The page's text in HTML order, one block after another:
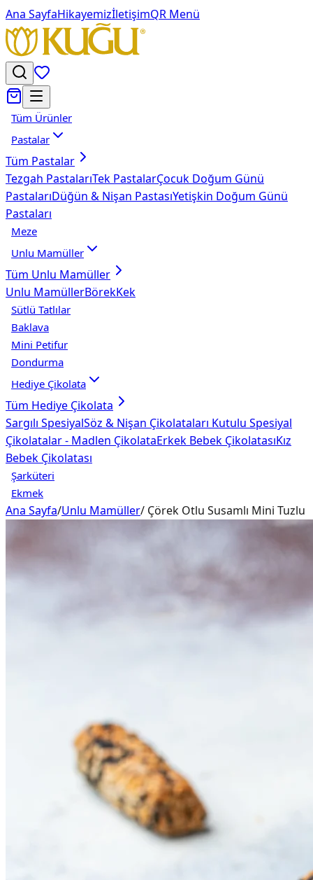
Ana SayfaHikayemizİletişimQR Menü
Tüm Ürünler
Pastalar
Tüm Pastalar
Tezgah PastalarıTek PastalarÇocuk Doğum Günü
PastalarıDüğün & Nişan PastasıYetişkin Doğum Günü
Pastaları
Meze
Unlu Mamüller
Tüm Unlu Mamüller
Unlu MamüllerBörekKek
Sütlü Tatlılar
Baklava
Mini Petifur
Dondurma
Hediye Çikolata
Tüm Hediye Çikolata
Sargılı SpesiyalSöz & Nişan Çikolataları Kutulu Spesiyal
Çikolatalar - Madlen ÇikolataErkek Bebek ÇikolatasıKız
Bebek Çikolatası
Şarküteri
Ekmek
Ana Sayfa/Unlu Mamüller/ Çörek Otlu Susamlı Mini Tuzlu